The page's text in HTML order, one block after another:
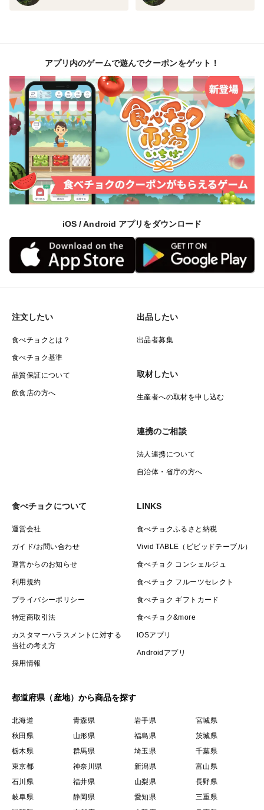
アプリ内のゲームで遊んでクーポンをゲット！
iOS / Android アプリをダウンロード
注文したい
食べチョクとは？
食べチョク基準
品質保証について
飲食店の方へ
出品したい
出品者募集
取材したい
生産者への取材を申し込む
連携のご相談
法人連携について
自治体・省庁の方へ
食べチョクについて
運営会社
ガイド/お問い合わせ
運営からのお知らせ
利用規約
プライバシーポリシー
特定商取引法
カスタマーハラスメントに対する
当社の考え方
採用情報
LINKS
食べチョクふるさと納税
Vivid TABLE（ビビッドテーブル）
食べチョク コンシェルジュ
食べチョク フルーツセレクト
食べチョク ギフトカード
食べチョク&more
iOSアプリ
Androidアプリ
都道府県（産地）から商品を探す
北海道 青森県 岩手県
宮城県
秋田県
山形県 福島県
茨城県
栃木県
群馬県 埼玉県
千葉県
東京都
神奈川県 新潟県
富山県
石川県
福井県 山梨県
長野県
岐阜県
静岡県 愛知県
三重県